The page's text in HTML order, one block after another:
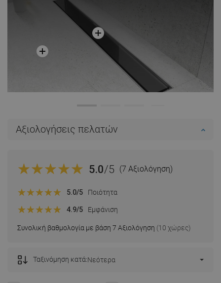
Αξιολογήσεις πελατών
5.0/5 (7 Αξιολόγηση)
Συνολική βαθμολογία με βάση 7 Αξιολόγηση (10 χώρες)
5.0/5 Ποιότητα
4.9/5 Εμφάνιση
Ταξινόμηση κατά:Νεότερα